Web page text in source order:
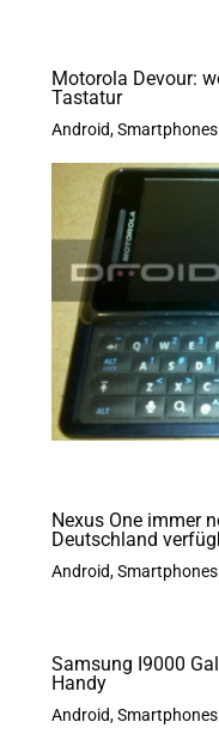
Motorola Devour:
Tastatur
Android,Smartphones
Nexus One immer
Deutschland
Android,Smartphones
Samsung I9000
Handy
Android,Smartphones